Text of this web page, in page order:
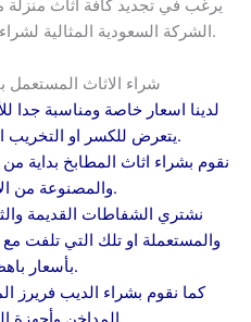
يرغب في تجديد كافة اثاث
الشركة السعودية المثالية لشراء اثاث منازل مستعملة بالكويت.
شراء الاثاث المستعمل
لدينا اسعار خاصة ومناسبة جدا
يتعرض للكسر او التخريب او البلاء بشكل كبير.
نقوم بشراء اثاث المطابخ بداية
والمصنوعة من الالوميتال.
نشتري الشفاطات القديمة
والمستعملة او تلك التي تلفت
بأسعار باهظة.
كما نقوم بشراء الديب فريرز